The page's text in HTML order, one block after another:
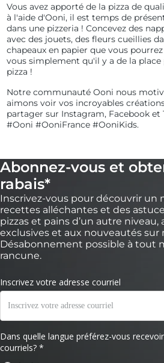
Vous avez apporté de la pizza de
à l'aide d'Ooni, il est temps de
dans une pizzeria ! Concevez des
avec des jouets, des fleurs cueillies
chapeaux en papier que vous
vous simplement qu'il y a de la
pizza !
Notre communauté Ooni nous
aimons voir vos incroyables
partager sur Instagram, Facebook
#Ooni #OoniFrance #OoniKids.
Abonnez-vous et
rabais*
Inscrivez-vous pour découvrir un
recettes alléchantes et des
pizzas et pains d’un autre
exclusives et aux nouveautés sur
Désabonnement possible à tout
rancune.